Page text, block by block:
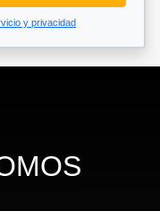
y privacidad